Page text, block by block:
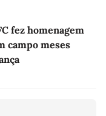
fez homenagem
campo meses